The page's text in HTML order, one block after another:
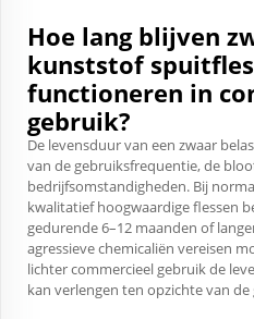
Hoe lang blijven
kunststof
functioneren in
gebruik?
De levensduur van een zwaar
van de gebruiksfrequentie, de
bedrijfsomstandigheden. Bij
kwalitatief hoogwaardige flessen
gedurende 6–12 maanden of
agressieve chemicaliën vereisen
lichter commercieel gebruik de
kan verlengen ten opzichte van